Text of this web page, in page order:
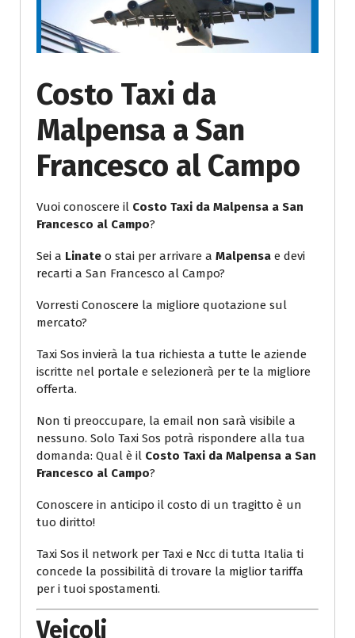
Costo Taxi da
Malpensa a San
Francesco al Campo
Vuoi conoscere il Costo Taxi da Malpensa a San
Francesco al Campo?
Sei a Linate o stai per arrivare a Malpensa e devi
recarti a San Francesco al Campo?
Vorresti Conoscere la migliore quotazione sul
mercato?
Taxi Sos invierà la tua richiesta a tutte le aziende
iscritte nel portale e selezionerà per te la migliore
offerta.
Non ti preoccupare, la email non sarà visibile a
nessuno. Solo Taxi Sos potrà rispondere alla tua
domanda: Qual è il Costo Taxi da Malpensa a San
Francesco al Campo?
Conoscere in anticipo il costo di un tragitto è un
tuo diritto!
Taxi Sos il network per Taxi e Ncc di tutta Italia ti
concede la possibilità di trovare la miglior tariffa
per i tuoi spostamenti.
Veicoli